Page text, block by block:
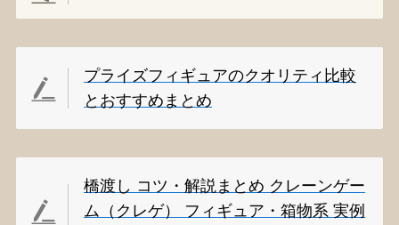
プライズフィギュアのクオリティ比較
とおすすめまとめ
橋渡し コツ・解説まとめ クレーンゲー
ム（クレゲ） フィギュア・箱物系 実例